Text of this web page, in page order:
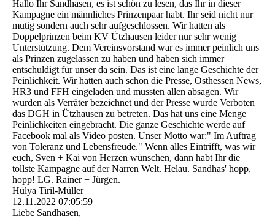
Hallo Ihr Sandhasen, es ist schön zu lesen, das Ihr in dieser
Kampagne ein männliches Prinzenpaar habt. Ihr seid nicht nur
mutig sondern auch sehr aufgeschlossen. Wir hatten als
Doppelprinzen beim KV Ützhausen leider nur sehr wenig
Unterstützung. Dem Vereinsvorstand war es immer peinlich uns
als Prinzen zugelassen zu haben und haben sich immer
entschuldigt für unser da sein. Das ist eine lange Geschichte der
Peinlichkeit. Wir hatten auch schon die Presse, Osthessen News,
HR3 und FFH eingeladen und mussten allen absagen. Wir
wurden als Verräter bezeichnet und der Presse wurde Verboten
das DGH in Ützhausen zu betreten. Das hat uns eine Menge
Peinlichkeiten eingebracht. Die ganze Geschichte werde auf
Facebook mal als Video posten. Unser Motto war:" Im Auftrag
von Toleranz und Lebensfreude." Wenn alles Eintrifft, was wir
euch, Sven + Kai von Herzen wünschen, dann habt Ihr die
tollste Kampagne auf der Narren Welt. Helau. Sandhas' hopp,
hopp! LG. Rainer + Jürgen.
Hülya Tiril-Müller
12.11.2022 07:05:59
Liebe Sandhasen,